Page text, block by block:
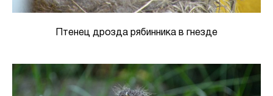
Птенец дрозда рябинника в гнезде